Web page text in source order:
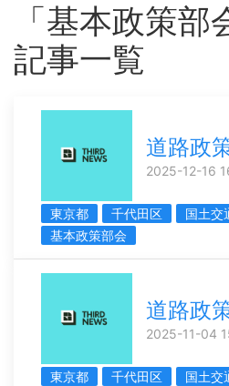
「基本政策
記事一覧
道路政
2025-12-16
東京都 千代田区 国土交
基本政策部会
道路政
2025-11-04
東京都 千代田区 国土交